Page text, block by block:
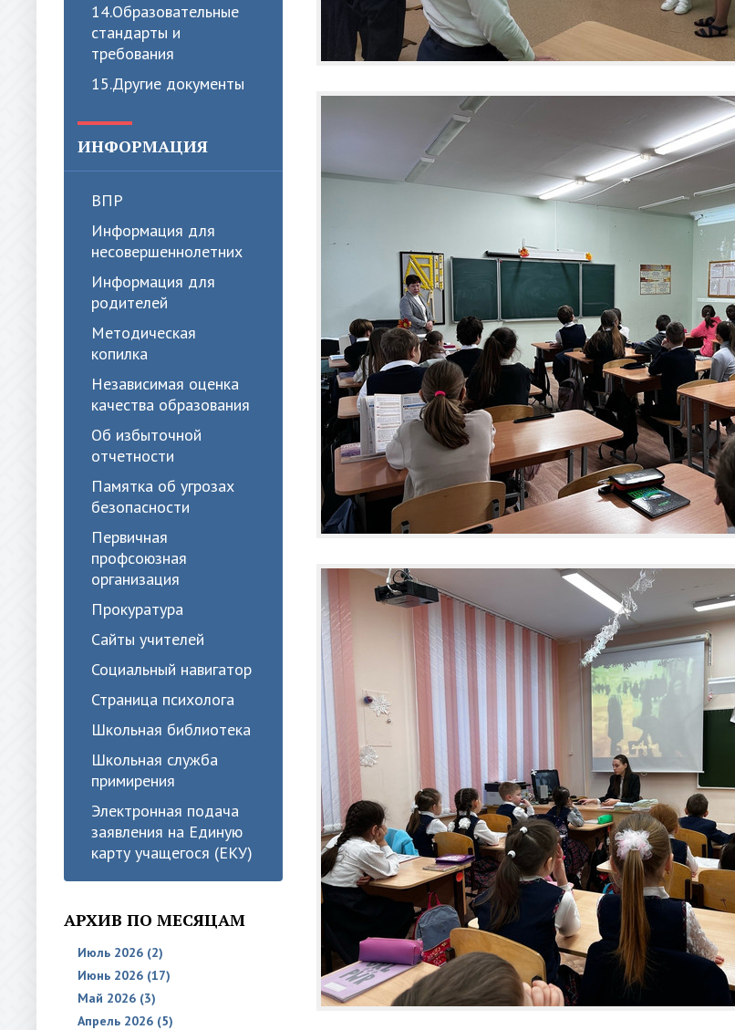
14.Образовательные
стандарты и
требования
15.Другие документы
ИНФОРМАЦИЯ
ВПР
Информация для
несовершеннолетних
Информация для
родителей
Методическая
копилка
Независимая оценка
качества образования
Об избыточной
отчетности
Памятка об угрозах
безопасности
Первичная
профсоюзная
организация
Прокуратура
Сайты учителей
Социальный навигатор
Страница психолога
Школьная библиотека
Школьная служба
примирения
Электронная подача
заявления на Единую
карту учащегося (ЕКУ)
АРХИВ ПО МЕСЯЦАМ
Июль 2026 (2)
Июнь 2026 (17)
Май 2026 (3)
Апрель 2026 (5)